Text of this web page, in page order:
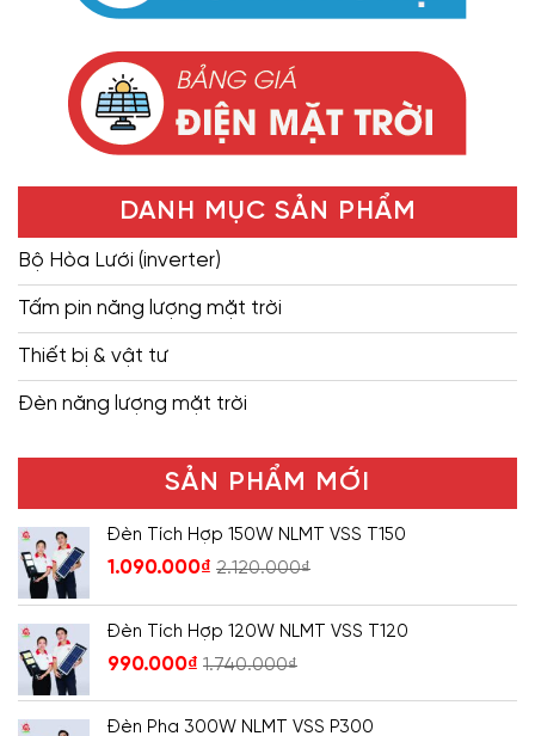
DANH MỤC SẢN PHẨM
Bộ Hòa Lưới (inverter)
Tấm pin năng lượng mặt trời
Thiết bị & vật tư
Đèn năng lượng mặt trời
SẢN PHẨM MỚI
Đèn Tích Hợp 150W NLMT VSS T150
1.090.000₫ 2.120.000₫
Đèn Tích Hợp 120W NLMT VSS T120
990.000₫ 1.740.000₫
Đèn Pha 300W NLMT VSS P300